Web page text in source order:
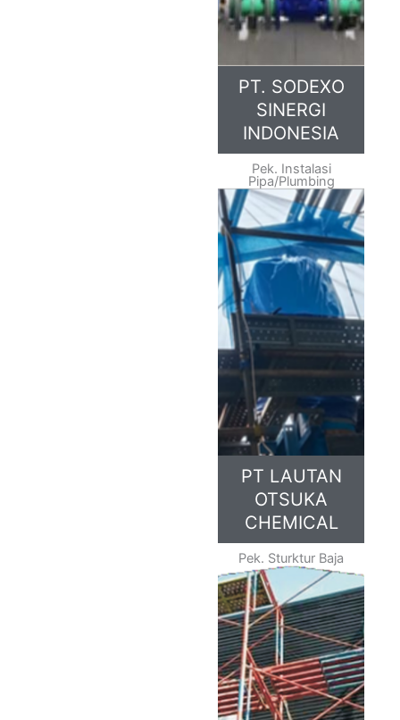
PT. SODEXO
SINERGI
INDONESIA
Pek. Instalasi
Pipa/Plumbing
PT LAUTAN
OTSUKA
CHEMICAL
Pek. Sturktur Baja